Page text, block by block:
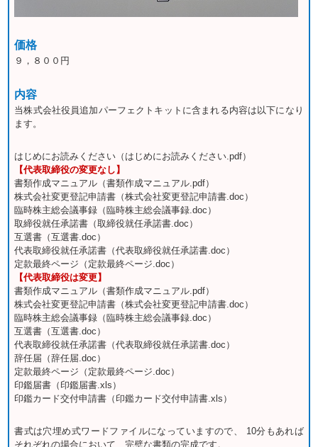
価格
９，８００円
内容
当株式会社役員追加パーフェクトキットに含まれる内容は以下になり
ます。
はじめにお読みください（はじめにお読みください.pdf）
【代表取締役の変更なし】
書類作成マニュアル（書類作成マニュアル.pdf）
株式会社変更登記申請書（株式会社変更登記申請書.doc）
臨時株主総会議事録（臨時株主総会議事録.doc）
取締役就任承諾書（取締役就任承諾書.doc）
互選書（互選書.doc）
代表取締役就任承諾書（代表取締役就任承諾書.doc）
定款最終ページ（定款最終ページ.doc）
【代表取締役は変更】
書類作成マニュアル（書類作成マニュアル.pdf）
株式会社変更登記申請書（株式会社変更登記申請書.doc）
臨時株主総会議事録（臨時株主総会議事録.doc）
互選書（互選書.doc）
代表取締役就任承諾書（代表取締役就任承諾書.doc）
辞任届（辞任届.doc）
定款最終ページ（定款最終ページ.doc）
印鑑届書（印鑑届書.xls）
印鑑カード交付申請書（印鑑カード交付申請書.xls）
書式は穴埋め式ワードファイルになっていますので、 10分もあれば
それぞれの場合において、完璧な書類の完成です。